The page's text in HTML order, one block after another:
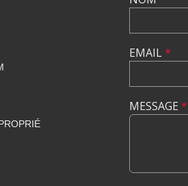
EMAIL*
MESSAGE *